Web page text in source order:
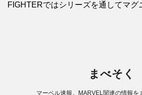
FIGHTERではシリーズを通してマグ
まべそく
マーベル速報。MARVEL関連の情報を